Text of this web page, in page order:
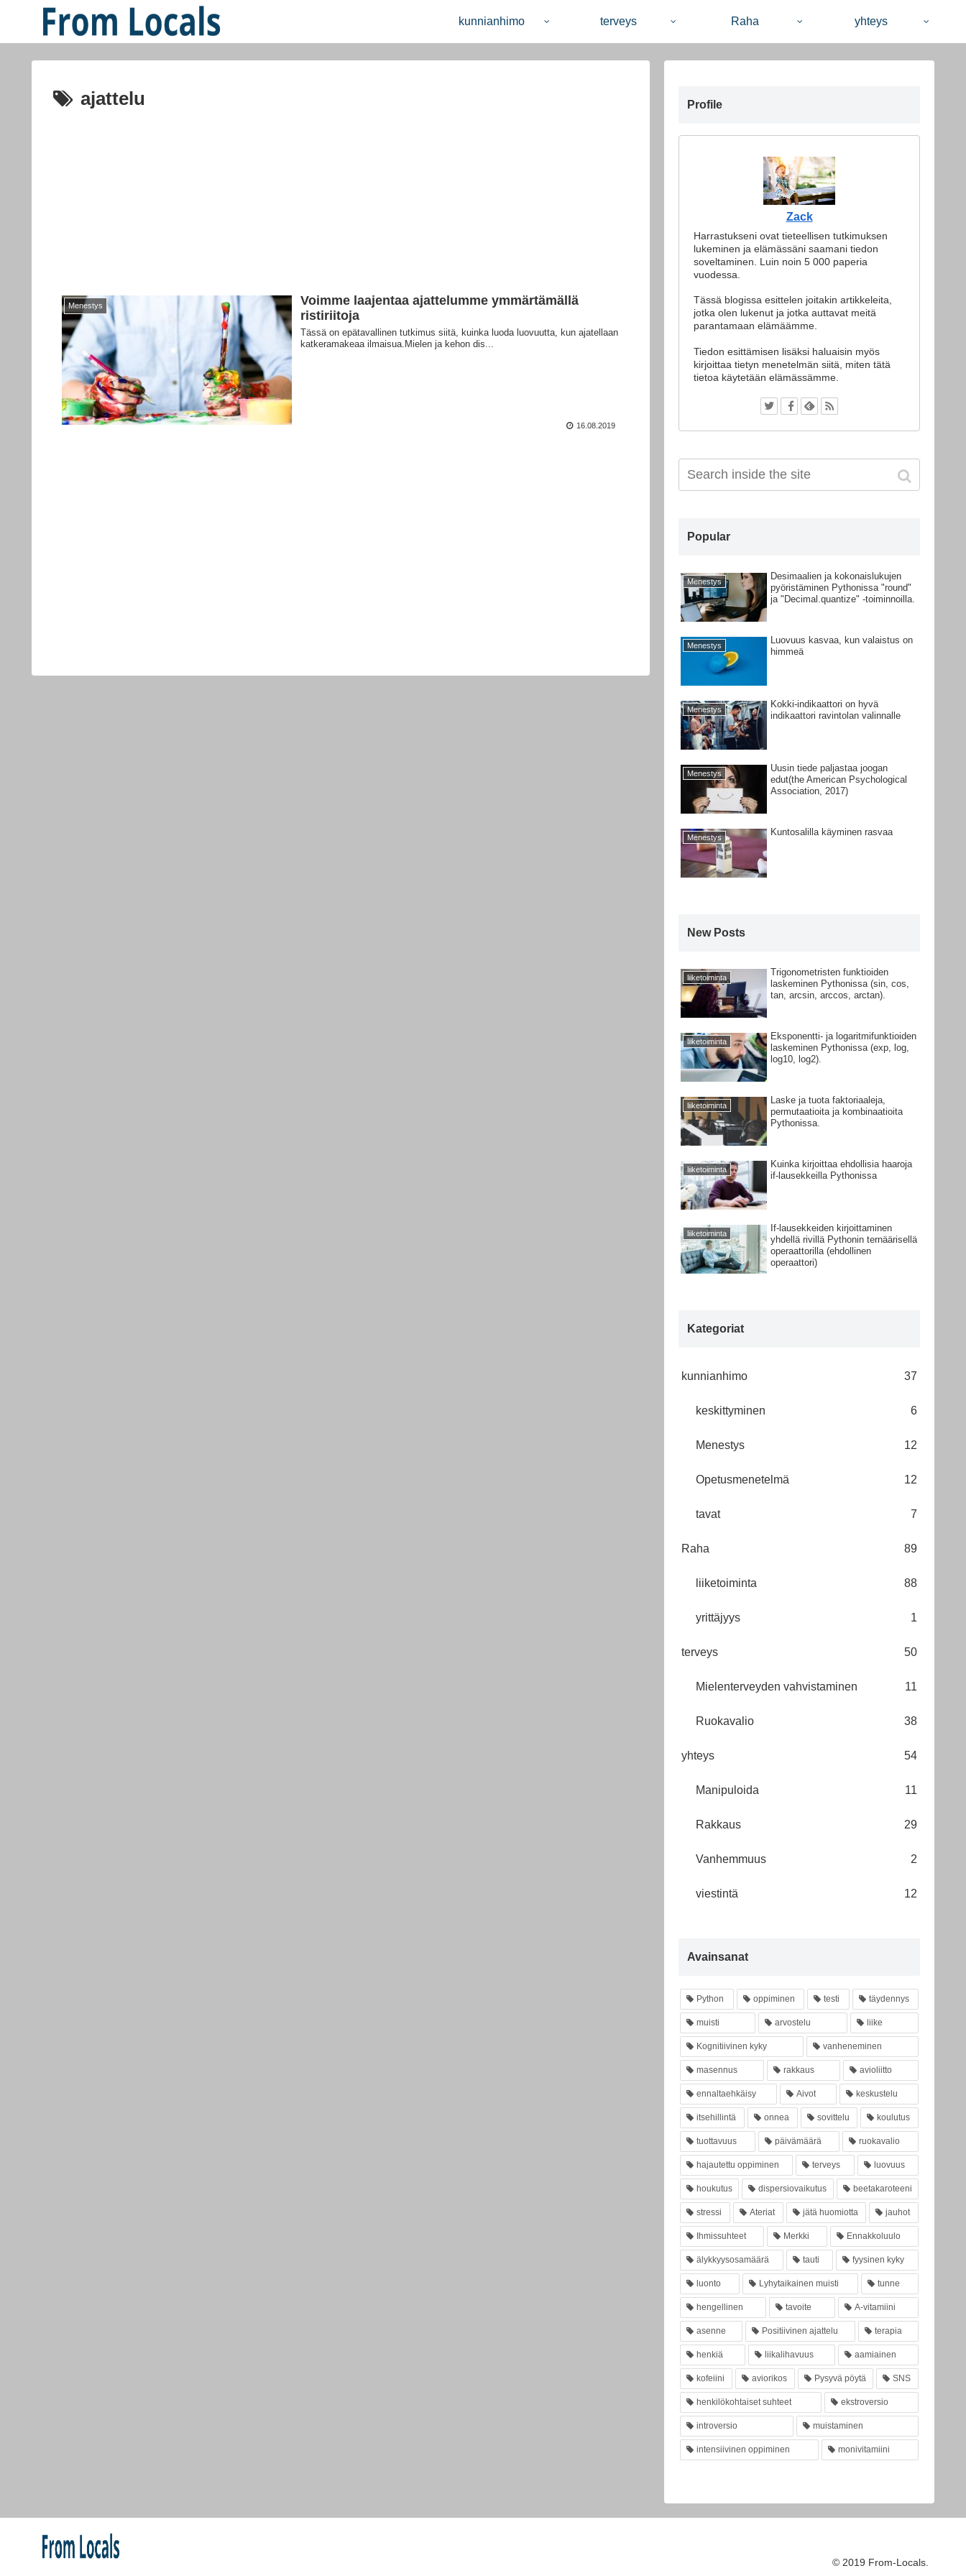
kunnianhimo terveys Raha yhteys
ajattelu
Menestys
Voimme laajentaa ajattelumme ymmärtämällä
ristiriitoja
Tässä on epätavallinen tutkimus siitä, kuinka luoda luovuutta, kun ajatellaan
katkeramakeaa ilmaisua.Mielen ja kehon dis...
16.08.2019
Profile
Zack
Harrastukseni ovat tieteellisen tutkimuksen
lukeminen ja elämässäni saamani tiedon
soveltaminen. Luin noin 5 000 paperia
vuodessa.
Tässä blogissa esittelen joitakin artikkeleita,
jotka olen lukenut ja jotka auttavat meitä
parantamaan elämäämme.
Tiedon esittämisen lisäksi haluaisin myös
kirjoittaa tietyn menetelmän siitä, miten tätä
tietoa käytetään elämässämme.
Popular
Menestys
Desimaalien ja kokonaislukujen
pyöristäminen Pythonissa "round"
ja "Decimal.quantize" -toiminnoilla.
Menestys
Luovuus kasvaa, kun valaistus on
himmeä
Menestys
Kokki-indikaattori on hyvä
indikaattori ravintolan valinnalle
Menestys
Uusin tiede paljastaa joogan
edut(the American Psychological
Association, 2017)
Menestys
Kuntosalilla käyminen rasvaa
New Posts
liiketoiminta
Trigonometristen funktioiden
laskeminen Pythonissa (sin, cos,
tan, arcsin, arccos, arctan).
liiketoiminta
Eksponentti- ja logaritmifunktioiden
laskeminen Pythonissa (exp, log,
log10, log2).
liiketoiminta
Laske ja tuota faktoriaaleja,
permutaatioita ja kombinaatioita
Pythonissa.
liiketoiminta
Kuinka kirjoittaa ehdollisia haaroja
if-lausekkeilla Pythonissa
liiketoiminta
If-lausekkeiden kirjoittaminen
yhdellä rivillä Pythonin ternäärisellä
operaattorilla (ehdollinen
operaattori)
Kategoriat
kunnianhimo 37
keskittyminen 6
Menestys 12
Opetusmenetelmä 12
tavat 7
Raha 89
liiketoiminta 88
yrittäjyys 1
terveys 50
Mielenterveyden vahvistaminen 11
Ruokavalio 38
yhteys 54
Manipuloida 11
Rakkaus 29
Vanhemmuus 2
viestintä 12
Avainsanat
Python oppiminen testi täydennys
muisti arvostelu liike
Kognitiivinen kyky vanheneminen
masennus rakkaus avioliitto
ennaltaehkäisy Aivot keskustelu
itsehillintä onnea sovittelu koulutus
tuottavuus päivämäärä ruokavalio
hajautettu oppiminen terveys luovuus
houkutus dispersiovaikutus beetakaroteeni
stressi Ateriat jätä huomiotta jauhot
Ihmissuhteet Merkki Ennakkoluulo
älykkyysosamäärä tauti fyysinen kyky
luonto Lyhytaikainen muisti tunne
hengellinen tavoite A-vitamiini
asenne Positiivinen ajattelu terapia
henkiä liikalihavuus aamiainen
kofeiini aviorikos Pysyvä pöytä SNS
henkilökohtaiset suhteet ekstroversio
introversio muistaminen
intensiivinen oppiminen monivitamiini
© 2019 From-Locals.